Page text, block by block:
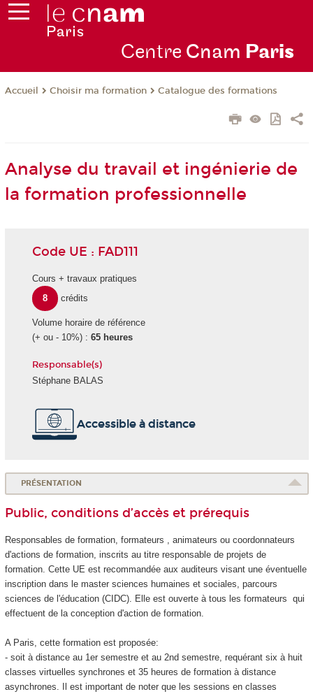
Centre Cnam Paris
Accueil Choisir ma formation Catalogue des formations
Analyse du travail et ingénierie de
la formation professionnelle
Code UE : FAD111
Cours + travaux pratiques
8
crédits
Volume horaire de référence
(+ ou - 10%) : 65 heures
Responsable(s)
Stéphane BALAS
Accessible à distance
PRÉSENTATION
Public, conditions d’accès et prérequis
Responsables de formation, formateurs , animateurs ou coordonnateurs
d'actions de formation, inscrits au titre responsable de projets de
formation. Cette UE est recommandée aux auditeurs visant une éventuelle
inscription dans le master sciences humaines et sociales, parcours
sciences de l'éducation (CIDC). Elle est ouverte à tous les formateurs qui
effectuent de la conception d'action de formation.
A Paris, cette formation est proposée:
- soit à distance au 1er semestre et au 2nd semestre, requérant six à huit
classes virtuelles synchrones et 35 heures de formation à distance
asynchrones. Il est important de noter que les sessions en classes